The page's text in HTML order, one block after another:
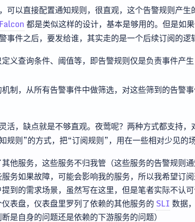
可以直接配置通知规则，很直观，这个告警规则产生
都是类似这样的设计，基本是够用的。但是如
事件之后，要发给谁，其实走的是一个后续订阅的逻
义查询条件、阈值等，即告警规则仅是负责事件产
制，从所有告警事件中做筛选，对这些筛到的告警
活，缺点就是不够直观。夜莺呢？两种方式都支持
规则”的方式，把“订阅规则”，用在一些相对少见的场
他服务，这些服务不归我管（这些服务的告警规则
务如果故障，可能会影响我的服务，所以我希望订
到的需求场景，虽然写在这里，但是笔者实际不认
表盘，仪表盘里罗列了依赖的其他服务的 SLI数据
是自身的问题还是依赖的下游服务的问题）